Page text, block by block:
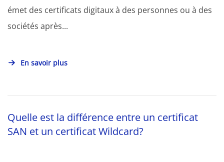
émet des certificats digitaux à des personnes ou à des
sociétés après...
En savoir plus
Quelle est la différence entre un certificat
SAN et un certificat Wildcard?